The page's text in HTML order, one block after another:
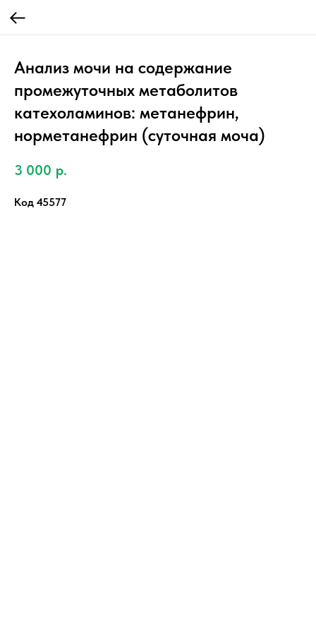
Анализ мочи на содержание
промежуточных метаболитов
катехоламинов: метанефрин,
норметанефрин (суточная моча)
3 000 р.
Код 45577